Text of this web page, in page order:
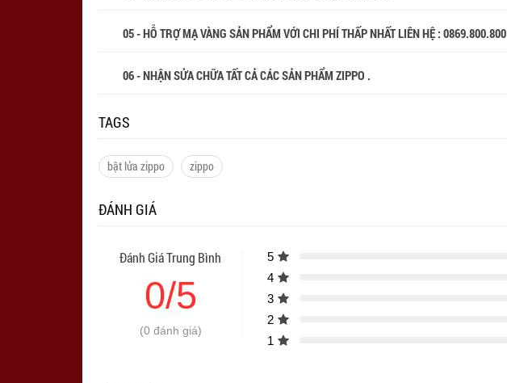
05 - HỖ TRỢ MẠ VÀNG SẢN PHẨM VỚI CHI PHÍ THẤP NHẤT LIÊN HỆ : 0869.800.800
06 - NHẬN SỬA CHỮA TẤT CẢ CÁC SẢN PHẨM ZIPPO .
TAGS
bật lửa zippo zippo
ĐÁNH GIÁ
Đánh Giá Trung Bình
0/5
(0 đánh giá)
5
4
3
2
1